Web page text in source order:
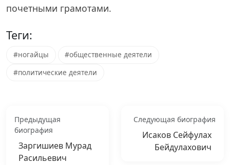
почетными грамотами.
Теги:
#ногайцы
#общественные деятели
#политические деятели
Предыдущая
биография
Заргишиев Мурад
Расильевич
Следующая биография
Исаков Сейфулах
Бейдулахович